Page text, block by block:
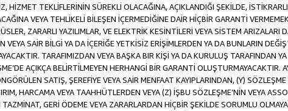
HİZMET TEKLİFLERİNİN SÜREKLİ OLACAĞINA, AÇIKLANDIĞI ŞEKİLDE, İSTİKRARLI
VEYA TEHLİKELİ BİLEŞEN İÇERMEDİĞİNE DAİR HİÇBİR GARANTİ
ZARARLI YAZILIMLAR, VE ELEKTRİK KESİNTİLERİ VEYA SİSTEM ARIZALARI
SAİR BİLGİ YA DA İÇERİĞE YETKİSİZ ERİŞİMLERDEN YA DA BUNLARIN
TARAFIMIZDAN VEYA BAŞKA BIR KİŞİ YA DA KURULUŞ TARAFINDAN
AÇIKÇA BELİRTİLMEYEN HERHANGİ BİR GARANTİ OLUŞTURMAYACAKTIR.
SATIŞ, ŞEREFİYE VEYA SAİR MENFAAT KAYIPLARINDAN, (Y) SÖZLEŞME
HARCAMA VEYA TAAHHÜTLERDEN VEYA (Z) İŞBU SÖZLEŞME’NİN VEYA
GERİ ÖDEME VEYA ZARARLARDAN HİÇBİR ŞEKİLDE SORUMLU